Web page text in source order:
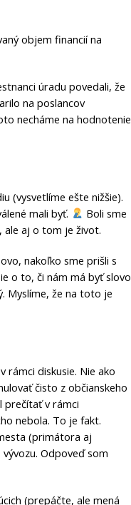
objem financií na
úradu povedali, že
na poslancov
necháme na hodnotenie
(vysvetlíme ešte nižšie).
mali byť.
Boli sme
ale aj o tom je život.
nakoľko sme prišli s
o to, či nám má byť slovo
Myslíme, že na toto je
rámci diskusie. Nie ako
čisto z občianskeho
prečítať v rámci
nebola. To je fakt.
(primátora aj
Odpoveď som
(prepáčte, ale mená